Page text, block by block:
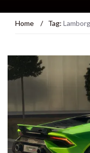
Home / Tag: